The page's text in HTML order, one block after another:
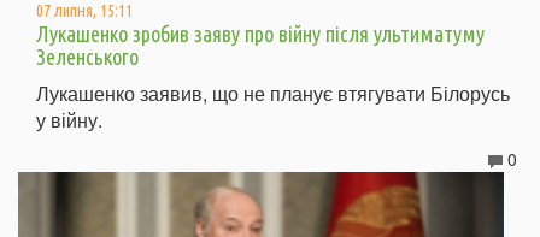
07 липня, 15:11
Лукашенко зробив заяву про війну після ультиматуму
Зеленського
Лукашенко заявив, що не планує втягувати Білорусь
у війну.
0